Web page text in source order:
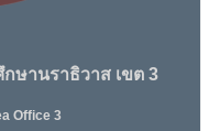
ษานราธิวาส เขต 3
Office 3